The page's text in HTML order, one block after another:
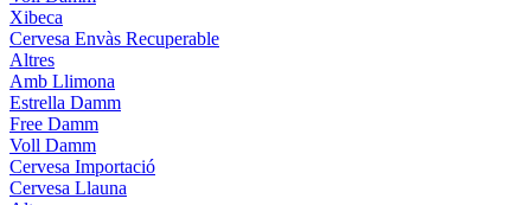
Xibeca
Cervesa Envàs Recuperable
Altres
Amb Llimona
Estrella Damm
Free Damm
Voll Damm
Cervesa Importació
Cervesa Llauna